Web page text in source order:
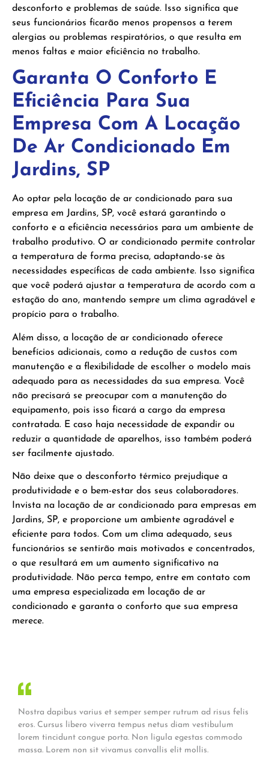
desconforto e problemas de saúde. Isso significa que
seus funcionários ficarão menos propensos a terem
alergias ou problemas respiratórios, o que resulta em
menos faltas e maior eficiência no trabalho.
Garanta O Conforto E
Eficiência Para Sua
Empresa Com A Locação
De Ar Condicionado Em
Jardins, SP
Ao optar pela locação de ar condicionado para sua
empresa em Jardins, SP, você estará garantindo o
conforto e a eficiência necessários para um ambiente de
trabalho produtivo. O ar condicionado permite controlar
a temperatura de forma precisa, adaptando-se às
necessidades específicas de cada ambiente. Isso significa
que você poderá ajustar a temperatura de acordo com a
estação do ano, mantendo sempre um clima agradável e
propício para o trabalho.
Além disso, a locação de ar condicionado oferece
benefícios adicionais, como a redução de custos com
manutenção e a flexibilidade de escolher o modelo mais
adequado para as necessidades da sua empresa. Você
não precisará se preocupar com a manutenção do
equipamento, pois isso ficará a cargo da empresa
contratada. E caso haja necessidade de expandir ou
reduzir a quantidade de aparelhos, isso também poderá
ser facilmente ajustado.
Não deixe que o desconforto térmico prejudique a
produtividade e o bem-estar dos seus colaboradores.
Invista na locação de ar condicionado para empresas em
Jardins, SP, e proporcione um ambiente agradável e
eficiente para todos. Com um clima adequado, seus
funcionários se sentirão mais motivados e concentrados,
o que resultará em um aumento significativo na
produtividade. Não perca tempo, entre em contato com
uma empresa especializada em locação de ar
condicionado e garanta o conforto que sua empresa
merece.
Nostra dapibus varius et semper semper rutrum ad risus felis
eros. Cursus libero viverra tempus netus diam vestibulum
lorem tincidunt congue porta. Non ligula egestas commodo
massa. Lorem non sit vivamus convallis elit mollis.